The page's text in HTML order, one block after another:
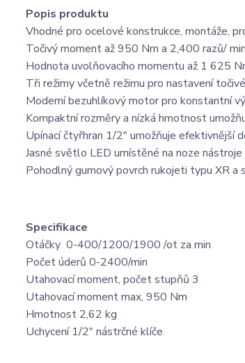
Popis produktu
Vhodné pro ocelové konstrukce, montáže,
Točivý moment až 950 Nm a 2,400 razů/
Hodnota uvolňovacího momentu až 1 625
Tři režimy včetně režimu pro nastavení
Moderní bezuhlíkový motor pro konstantní
Kompaktní rozměry a nízká hmotnost
Upínací čtyřhran 1/2" umožňuje efektivnější
Jasné světlo LED umístěné na noze
Pohodlný gumový povrch rukojeti typu XR a
Specifikace
Otáčky 0-400/1200/1900 /ot za min
Počet úderů 0-2400/min
Utahovací moment, počet stupňů 3
Utahovací moment max, 950 Nm
Hmotnost 2,62 kg
Uchycení 1/2" nástrčné klíče